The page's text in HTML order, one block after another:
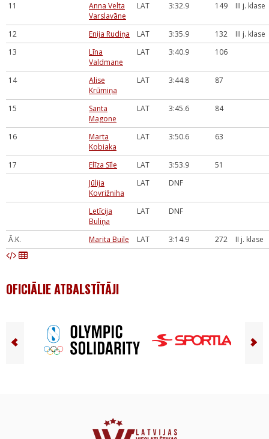
11
Anna Velta
Varslavāne
LAT 3:32.9 149 III j. klase
12 Enija Rudiņa LAT 3:35.9 132
III j. klase
13
Līna
Valdmane
LAT 3:40.9 106
14
Alise
Krūmiņa
LAT 3:44.8 87
15
Santa
Magone
LAT 3:45.6 84
16
Marta
Kobiaka
LAT 3:50.6 63
17 Elīza Sīle LAT 3:53.9
51
Jūlija
Kovrižniha
LAT DNF
Letīcija
Buliņa
LAT DNF
Ā.K. Marita Buile LAT 3:14.9 272 II j. klase
OFICIĀLIE ATBALSTĪTĀJI